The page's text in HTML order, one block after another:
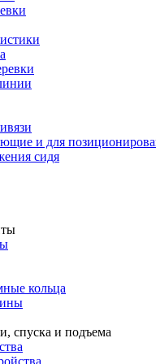
и для
сидя
кольца
спуска и подъема